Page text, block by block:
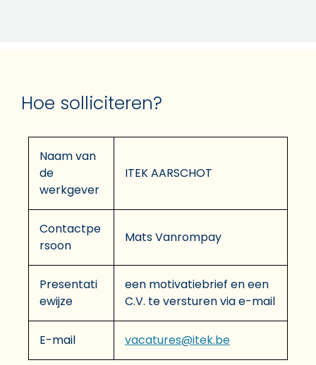
Hoe solliciteren?
Naam van
de
werkgever
ITEK AARSCHOT
Contactpe
rsoon
Mats Vanrompay
Presentati
ewijze
een motivatiebrief en een
C.V. te versturen via e-mail
E-mail vacatures@itek.be